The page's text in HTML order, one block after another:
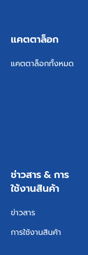
แคตตาล็อก
แคตตาล็อกทั้งหมด
ช่าวสาร & การ
ใช้งานสินค้า
ข่าวสาร
การใช้งานสินค้า